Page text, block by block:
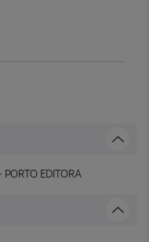
PORTO EDITORA